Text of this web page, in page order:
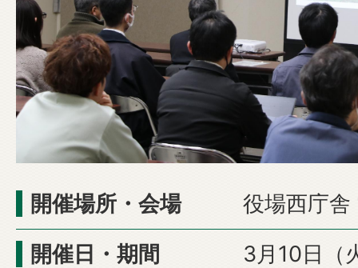
開催場所・会場
役場西庁
開催日・期間
3月10日（